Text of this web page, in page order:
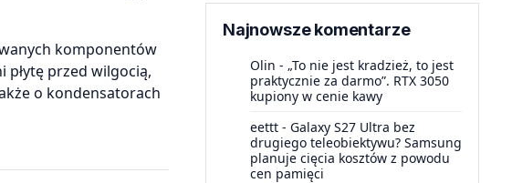
komponentów
płytę przed wilgocią,
o kondensatorach
Najnowsze komentarze
Olin - „To nie jest kradzież, to jest
praktycznie za darmo”. RTX 3050
kupiony w cenie kawy
eettt - Galaxy S27 Ultra bez
drugiego teleobiektywu? Samsung
planuje cięcia kosztów z powodu
cen pamięci